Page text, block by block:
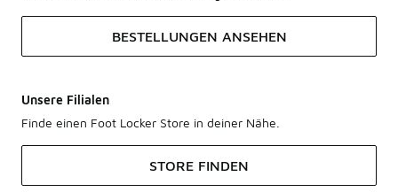
BESTELLUNGEN ANSEHEN
Unsere Filialen
Finde einen Foot Locker Store in deiner Nähe.
STORE FINDEN